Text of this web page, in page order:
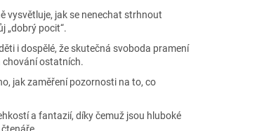
vysvětluje, jak se nenechat strhnout
„dobrý pocit“.
i dospělé, že skutečná svoboda pramení
chování ostatních.
jak zaměření pozornosti na to, co
a fantazií, díky čemuž jsou hluboké